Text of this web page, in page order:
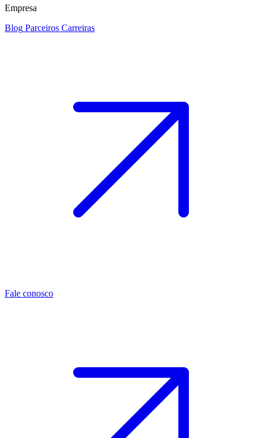
Empresa
Blog Parceiros Carreiras
Fale conosco